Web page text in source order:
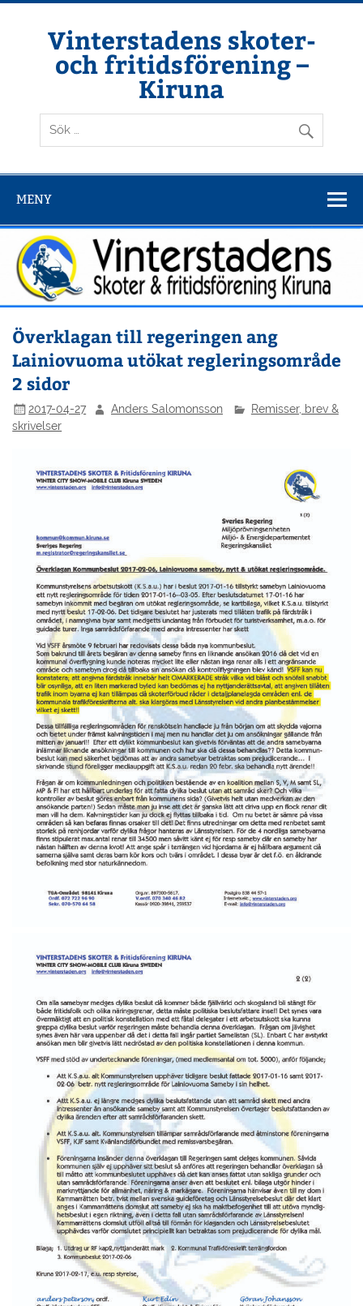
Hoppa
Vinterstadens skoter-
och fritidsförening –
Kiruna
Din ljuslykta i vintermörkret
MENY
Överklagan till regeringen ang
Lainiovuoma utökat regleringsområde
2 sidor
2017-04-27 Anders Salomonsson
Remisser, brev &
skrivelser